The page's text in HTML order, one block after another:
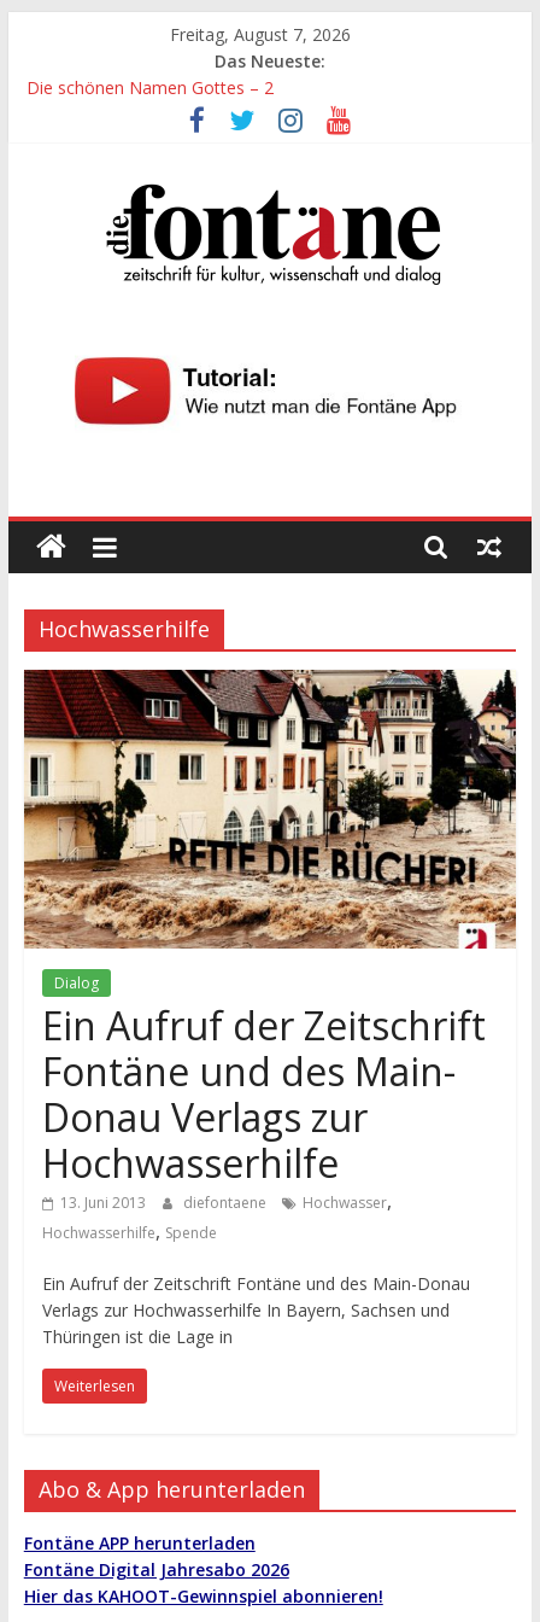
springen
Freitag, August 7, 2026
Das Neueste:
Die schönen Namen Gottes – 2
Werte, denen größte Sorgfalt entgegengebracht werden muss
Die schönen Namen Gottes
„Kind“ seiner Zeit sein
Die
Fontäne
kultur,
wissenschaft
und
dialog
Hochwasserhilfe
Dialog
Ein Aufruf der Zeitschrift
Fontäne und des Main-
Donau Verlags zur
Hochwasserhilfe
13. Juni 2013 diefontaene Hochwasser,
Hochwasserhilfe, Spende
Ein Aufruf der Zeitschrift Fontäne und des Main-Donau
Verlags zur Hochwasserhilfe In Bayern, Sachsen und
Thüringen ist die Lage in
Weiterlesen
Abo & App herunterladen
Fontäne APP herunterladen
Fontäne Digital Jahresabo 2026
Hier das KAHOOT-Gewinnspiel abonnieren!